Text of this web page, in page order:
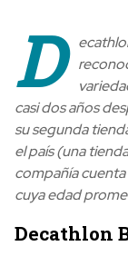
D
casi dos años
su segunda
el país (una
compañía
cuya edad
Decathlon